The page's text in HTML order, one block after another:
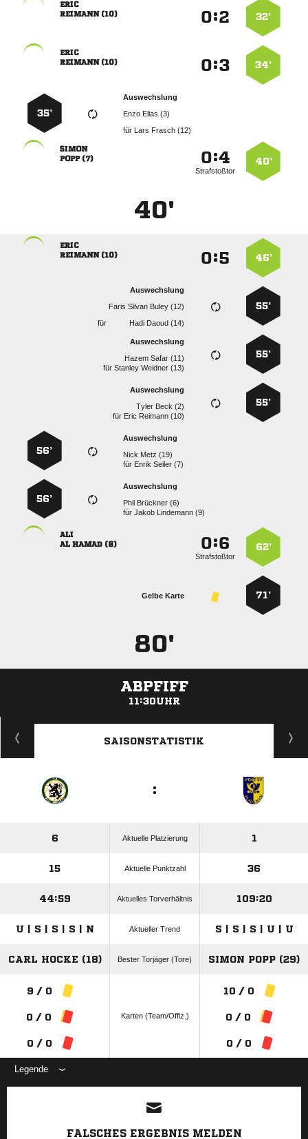
32’
:

 
34’
:

 
Auswechslung
  
für   
35’
40’
:
Strafstoßtor

 
40'
46’
:

 
55’
Auswechslung
   
für
  
55’
Auswechslung
  
für  
55’
Auswechslung
  
für   
Auswechslung
  
für   
56’
Auswechslung
  
für  
56’
62’
:
Strafstoßtor

  
71’
Gelbe Karte
80'
ABPFIFF
11:30UHR
ANZEIGE
SAISONSTATISTIK
:
6 Aktuelle Platzierung 1
15 Aktuelle Punktzahl 36
44:59 Aktuelles Torverhältnis 109:20
U | S | S | S | N Aktueller Trend S | S | S | U | U
CARL HOCKE (18) Bester Torjäger (Tore) SIMON POPP (29)
9 / 0
0 / 0
0 / 0
Karten (Team/Offiz.)
10 / 0
0 / 0
0 / 0
Legende
ANZEIGE
FALSCHES ERGEBNIS MELDEN